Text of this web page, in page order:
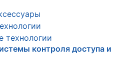
технологии
контроля доступа и